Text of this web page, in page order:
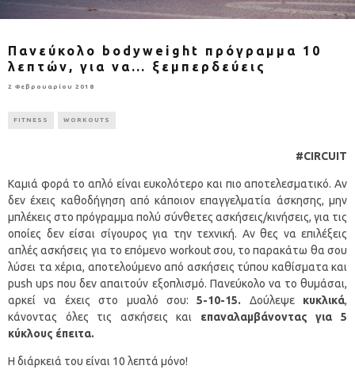
Πανεύκολο bodyweight πρόγραμμα 10
λεπτών, για να… ξεμπερδεύεις
2 Φεβρουαρίου 2018
FITNESS WORKOUTS
#CIRCUIT
Καμιά φορά το απλό είναι ευκολότερο και πιο αποτελεσματικό. Αν
δεν έχεις καθοδήγηση από κάποιον επαγγελματία άσκησης, μην
μπλέκεις στο πρόγραμμα πολύ σύνθετες ασκήσεις/κινήσεις, για τις
οποίες δεν είσαι σίγουρος για την τεχνική. Αν θες να επιλέξεις
απλές ασκήσεις για το επόμενο workout σου, το παρακάτω θα σου
λύσει τα χέρια, αποτελούμενο από ασκήσεις τύπου καθίσματα και
push ups που δεν απαιτούν εξοπλισμό. Πανεύκολο να το θυμάσαι,
αρκεί να έχεις στο μυαλό σου:5-10-15. Δούλεψε κυκλικά,
κάνοντας όλες τις ασκήσεις και επαναλαμβάνοντας για 5
κύκλους έπειτα.
Η διάρκειά του είναι 10 λεπτά μόνο!